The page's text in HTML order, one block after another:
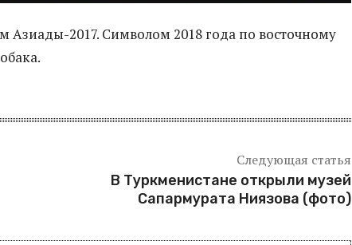
Азиады-2017. Символом 2018 года по восточному
Следующая статья
В Туркменистане открыли музей
Сапармурата Ниязова (фото)